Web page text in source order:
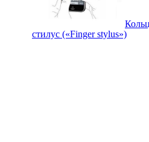
стилус («Finger stylus»)